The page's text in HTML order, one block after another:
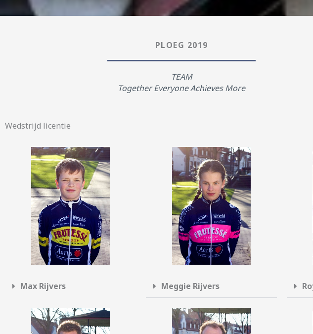
PLOEG 2019
TEAM
Together Everyone Achieves More
Wedstrijd licentie
Max Rijvers Meggie Rijvers